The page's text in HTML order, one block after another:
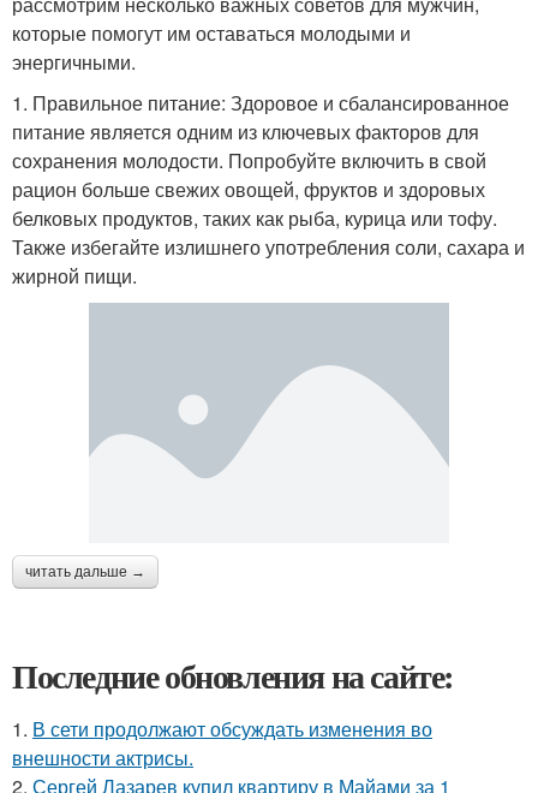
которые помогут им оставаться молодыми и
энергичными.
1. Правильное питание: Здоровое и сбалансированное
питание является одним из ключевых факторов для
сохранения молодости. Попробуйте включить в свой
рацион больше свежих овощей, фруктов и здоровых
белковых продуктов, таких как рыба, курица или тофу.
Также избегайте излишнего употребления соли, сахара и
жирной пищи.
читать дальше →
Последние обновления на сайте:
1. В сети продолжают обсуждать изменения во
внешности актрисы.
2. Сергей Лазарев купил квартиру в Майами за 1